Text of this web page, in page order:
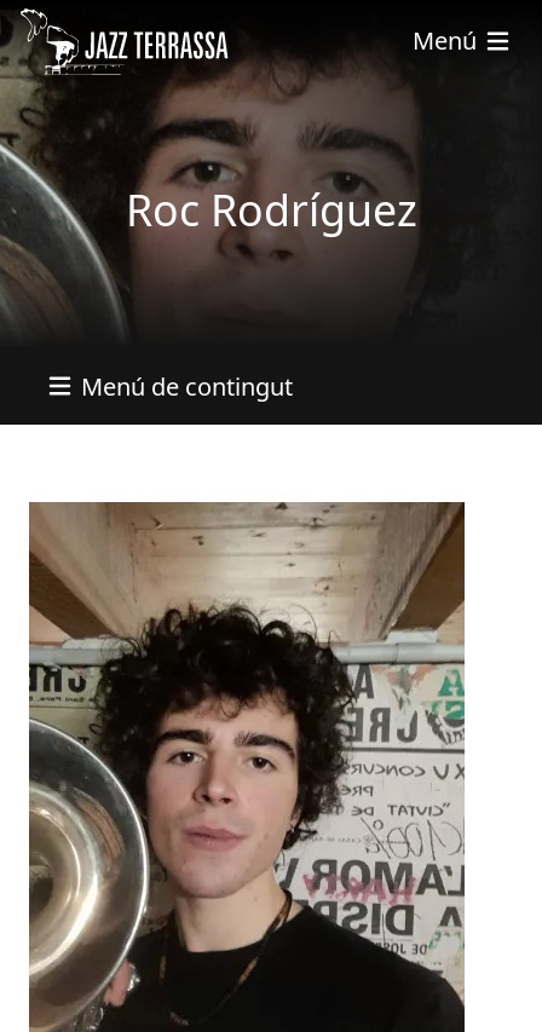
Vés al contingut
Menú
Roc Rodríguez
Menú de contingut